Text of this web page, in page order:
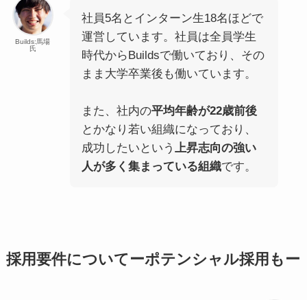
Builds:馬場
氏
社員5名とインターン生18名ほどで
運営しています。社員は全員学生
時代からBuildsで働いており、その
まま大学卒業後も働いています。
また、社内の平均年齢が22歳前後
とかなり若い組織になっており、
成功したいという
上昇志向の強い
人が多く集まっている組織です。
採用要件についてーポテンシャル採用もー